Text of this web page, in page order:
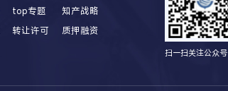
top专题
知产战略
转让许可
质押融资
扫一扫关注公众号